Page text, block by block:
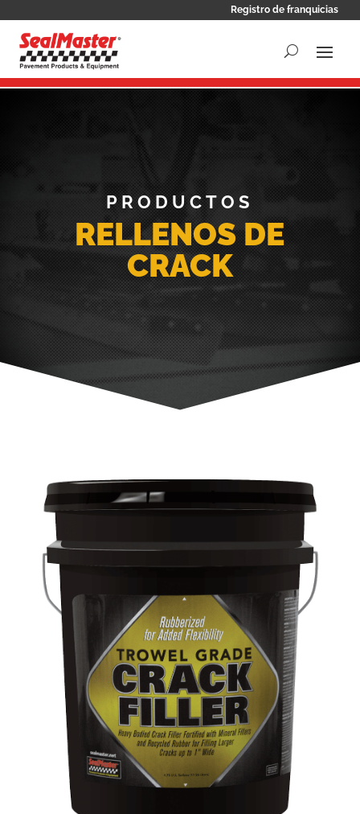
Registro de franquicias
PRODUCTOS
RELLENOS DE
CRACK